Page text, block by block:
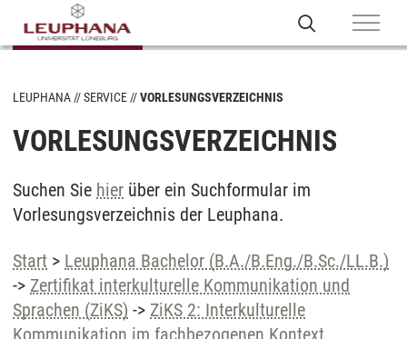
LEUPHANA SERVICE VORLESUNGSVERZEICHNIS
VORLESUNGSVERZEICHNIS
Suchen Sie hier über ein Suchformular im
Vorlesungsverzeichnis der Leuphana.
Start > Leuphana Bachelor (B.A./B.Eng./B.Sc./LL.B.)
-> Zertifikat interkulturelle Kommunikation und
Sprachen (ZiKS) -> ZiKS 2: Interkulturelle
Kommunikation im fachbezogenen Kontext